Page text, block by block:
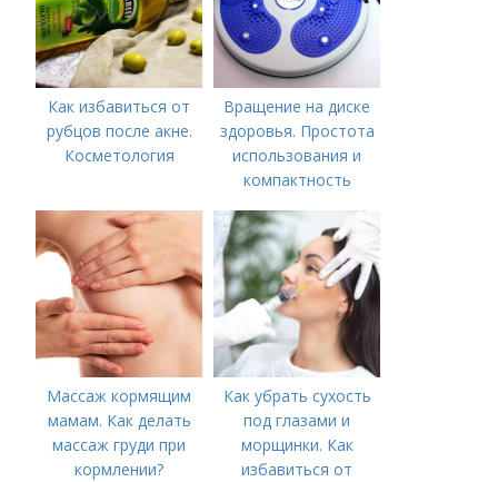
Как избавиться от
рубцов после акне.
Косметология
Вращение на диске
здоровья. Простота
использования и
компактность
Массаж кормящим
мамам. Как делать
массаж груди при
кормлении?
Как убрать сухость
под глазами и
морщинки. Как
избавиться от